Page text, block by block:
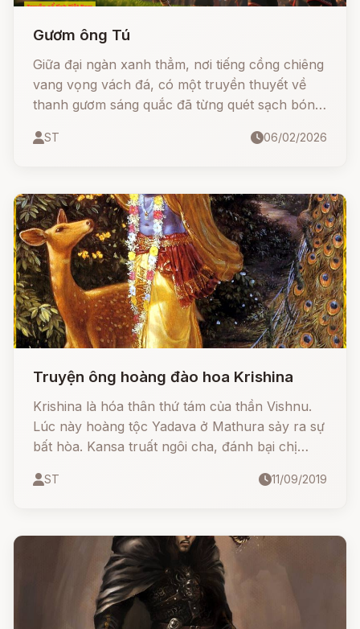
Gươm ông Tú
Giữa đại ngàn xanh thẳm, nơi tiếng cồng chiêng
vang vọng vách đá, có một truyền thuyết về
thanh gươm sáng quắc đã từng quét sạch bóng
ST 06/02/2026
Truyện ông hoàng đào hoa Krishina
Krishina là hóa thân thứ tám của thần Vishnu.
Lúc này hoàng tộc Yadava ở Mathura sảy ra sự
bất hòa. Kansa truất ngôi cha, đánh bại chị
deva.
ST 11/09/2019